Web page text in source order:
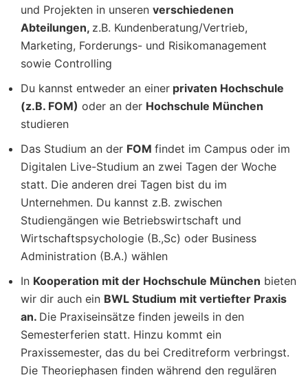
und Projekten in unseren verschiedenen
Abteilungen, z.B. Kundenberatung/Vertrieb,
Marketing, Forderungs- und Risikomanagement
sowie Controlling
Du kannst entweder an einer privaten Hochschule
(z.B. FOM) oder an der Hochschule München
studieren
Das Studium an der FOM findet im Campus oder im
Digitalen Live-Studium an zwei Tagen der Woche
statt. Die anderen drei Tagen bist du im
Unternehmen. Du kannst z.B. zwischen
Studiengängen wie Betriebswirtschaft und
Wirtschaftspsychologie (B.,Sc) oder Business
Administration (B.A.) wählen
In Kooperation mit der Hochschule München bieten
wir dir auch ein BWL Studium mit vertiefter Praxis
an. Die Praxiseinsätze finden jeweils in den
Semesterferien statt. Hinzu kommt ein
Praxissemester, das du bei Creditreform verbringst.
Die Theoriephasen finden während den regulären